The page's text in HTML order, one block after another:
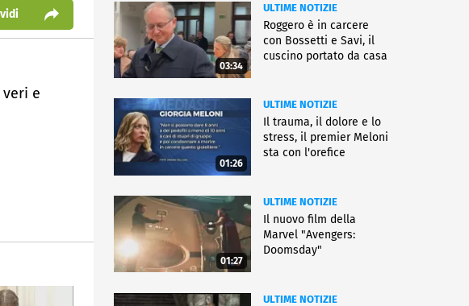
e
03:34
ULTIME NOTIZIE
Roggero è in carcere
con Bossetti e Savi, il
cuscino portato da casa
01:26
ULTIME NOTIZIE
Il trauma, il dolore e lo
stress, il premier Meloni
sta con l'orefice
01:27
ULTIME NOTIZIE
Il nuovo film della
Marvel "Avengers:
Doomsday"
ULTIME NOTIZIE